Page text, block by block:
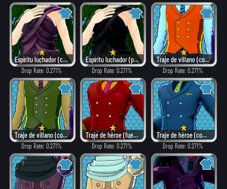
Espíritu luchador (como villano)
Drop Rate: 0.271%
Espíritu luchador (peligroso)
Drop Rate: 0.271%
Traje de villano (como héroe)
Drop Rate: 0.271%
Traje de villano (combate)
Drop Rate: 0.271%
Traje de héroe (fuego)
Drop Rate: 0.271%
Traje de héroe (combate)
Drop Rate: 0.271%